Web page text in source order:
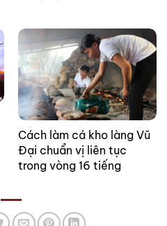
Cách làm cá kho làng Vũ
Đại chuẩn vị liên tục
trong vòng 16 tiếng